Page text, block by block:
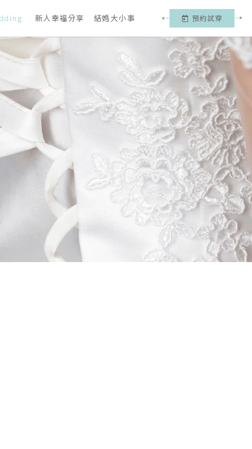
新人幸福分享 結婚大小事 預約試穿